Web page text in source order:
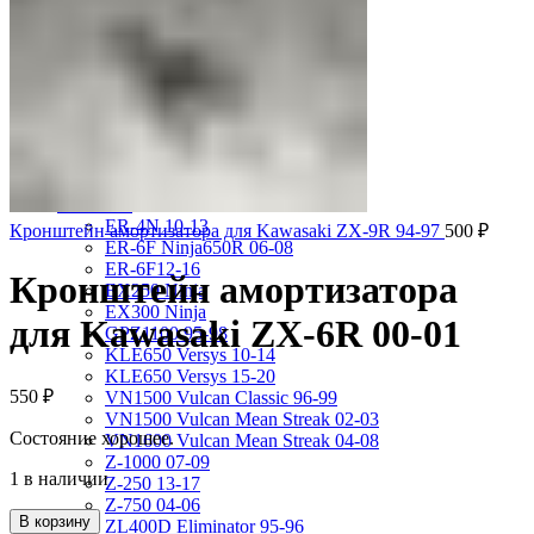
VT400 Shadow 97-08
VT750 Shadow A.C.E. 97-01
VTR1000F 97-06
VTX1800S 01-06
ER-4N 10-13
ER-6F Ninja650R 06-08
ER-6F12-16
EX250 Ninja
EX300 Ninja
GPZ1100 95-98
KLE650 Versys 10-14
KLE650 Versys 15-20
VN1500 Vulcan Classic 96-99
VN1500 Vulcan Mean Streak 02-03
VN1600 Vulcan Mean Streak 04-08
Z-1000 07-09
Z-250 13-17
Z-750 04-06
ZL400D Eliminator 95-96
Кронштейн амортизатора для Kawasaki ZX-9R 94-97 500 ₽
Кронштейн амортизатора
для Kawasaki ZX-6R 00-01
550 ₽
Состояние хорошее.
1 в наличии
В корзину